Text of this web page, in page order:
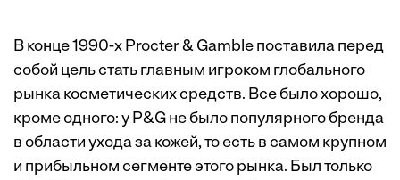
В конце 1990-х Procter & Gamble поставила перед
собой цель стать главным игроком глобального
рынка косметических средств. Все было хорошо,
кроме одного: у P&G не было популярного бренда
в области ухода за кожей, то есть в самом крупном
и прибыльном сегменте этого рынка. Был только